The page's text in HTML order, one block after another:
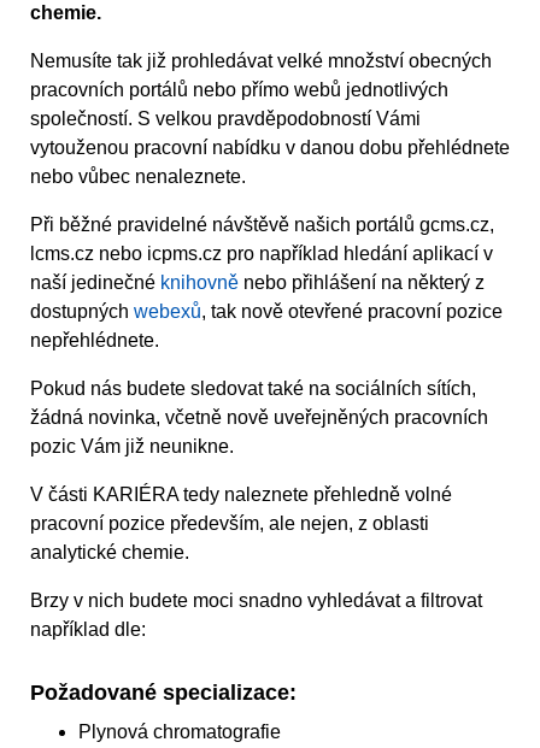
chemie.
Nemusíte tak již prohledávat velké množství obecných
pracovních portálů nebo přímo webů jednotlivých
společností. S velkou pravděpodobností Vámi
vytouženou pracovní nabídku v danou dobu přehlédnete
nebo vůbec nenaleznete.
Při běžné pravidelné návštěvě našich portálů gcms.cz,
lcms.cz nebo icpms.cz pro například hledání aplikací v
naší jedinečné knihovně nebo přihlášení na některý z
dostupných webexů, tak nově otevřené pracovní pozice
nepřehlédnete.
Pokud nás budete sledovat také na sociálních sítích,
žádná novinka, včetně nově uveřejněných pracovních
pozic Vám již neunikne.
V části KARIÉRA tedy naleznete přehledně volné
pracovní pozice především, ale nejen, z oblasti
analytické chemie.
Brzy v nich budete moci snadno vyhledávat a filtrovat
například dle:
Požadované specializace:
Plynová chromatografie